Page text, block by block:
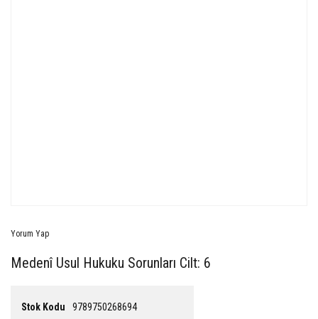
Yorum Yap
Medenî Usul Hukuku Sorunları Cilt: 6
Stok Kodu 9789750268694